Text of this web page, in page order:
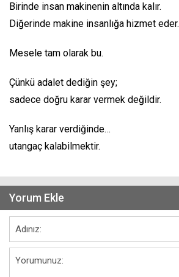
Birinde insan makinenin altında kalır.
Diğerinde makine insanlığa hizmet eder.
Mesele tam olarak bu.
Çünkü adalet dediğin şey;
sadece doğru karar vermek değildir.
Yanlış karar verdiğinde…
utangaç kalabilmektir.
Yorum Ekle